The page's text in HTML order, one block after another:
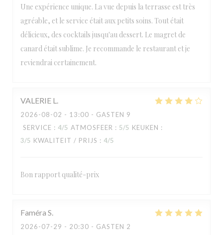
Une expérience unique. La vue depuis la terrasse est très
agréable, et le service était aux petits soins. Tout était
délicieux, des cocktails jusqu'au dessert. Le magret de
canard était sublime. Je recommande le restaurant et je
reviendrai certainement.
VALERIE L
2026-08-02 - 13:00 - GASTEN 9
SERVICE : 4/5 ATMOSFEER : 5/5 KEUKEN :
3/5 KWALITEIT / PRIJS : 4/5
Bon rapport qualité-prix
Faméra S
2026-07-29 - 20:30 - GASTEN 2